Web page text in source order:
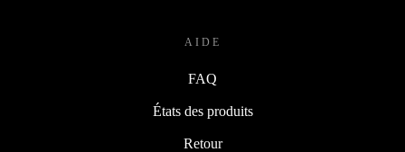
AIDE
FAQ
États des produits
Retour